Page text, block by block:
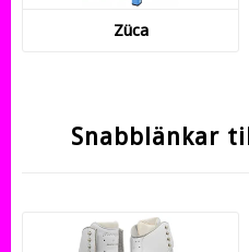
Züca
Snabblänkar